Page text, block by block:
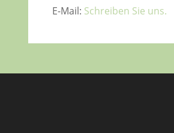
E-Mail: Schreiben Sie uns.